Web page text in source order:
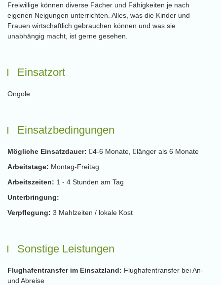
Freiwillige können diverse Fächer und Fähigkeiten je nach
eigenen Neigungen unterrichten. Alles, was die Kinder und
Frauen wirtschaftlich gebrauchen können und was sie
unabhängig macht, ist gerne gesehen.
Einsatzort
Ongole
Einsatzbedingungen
Mögliche Einsatzdauer: 4-6 Monate,
länger als 6 Monate
Arbeitstage: Montag-Freitag
Arbeitszeiten: 1 - 4 Stunden am Tag
Unterbringung:
Verpflegung: 3 Mahlzeiten / lokale Kost
Sonstige Leistungen
Flughafentransfer im Einsatzland: Flughafentransfer bei An-
und Abreise